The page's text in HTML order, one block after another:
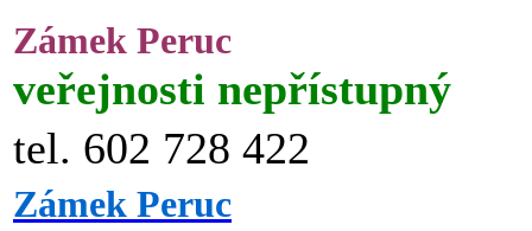
Zámek Peruc
veřejnosti nepřístupný
tel. 602 728 422
Zámek Peruc